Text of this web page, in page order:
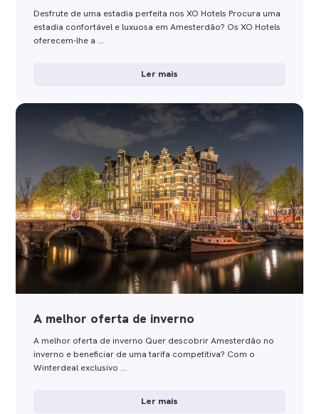
Desfrute de uma estadia perfeita nos XO Hotels Procura uma
estadia confortável e luxuosa em Amesterdão? Os XO Hotels
oferecem-lhe a …
Ler mais
A melhor oferta de inverno
A melhor oferta de inverno Quer descobrir Amesterdão no
inverno e beneficiar de uma tarifa competitiva? Com o
Winterdeal exclusivo …
Ler mais